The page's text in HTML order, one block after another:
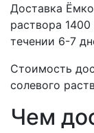
Доставка
раствора
течении 6-7
Стоимость
солевого
Чем